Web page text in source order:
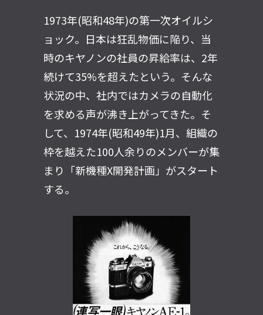
1973年(昭和48年)の第一次オイルシ
ョック。日本は狂乱物価に陥り、当
時のキヤノンの社員の昇給率は、2年
続けて35%を超えたという。そんな
状況の中、社内ではカメラの自動化
を求める声が沸き上がってきた。そ
して、1974年(昭和49年)1月、組織の
枠を越えた100人余りのメンバーが集
まり「新機種X開発計画」がスタート
する。